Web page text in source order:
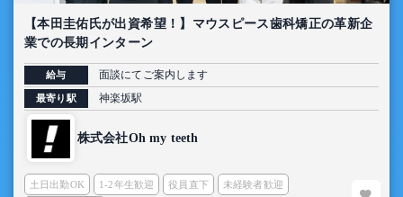
【本田圭佑氏が出資希望！】マウスピース歯科矯正の革新企
業での長期インターン
給与 面談にてご案内します
最寄り駅 神楽坂駅
株式会社Oh my teeth
土日出勤OK 1-2年生歓迎 役員直下 未経験者歓迎